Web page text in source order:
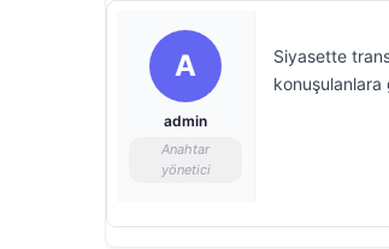
A
admin
Anahtar
yönetici
Siyasette
konuşulanlara